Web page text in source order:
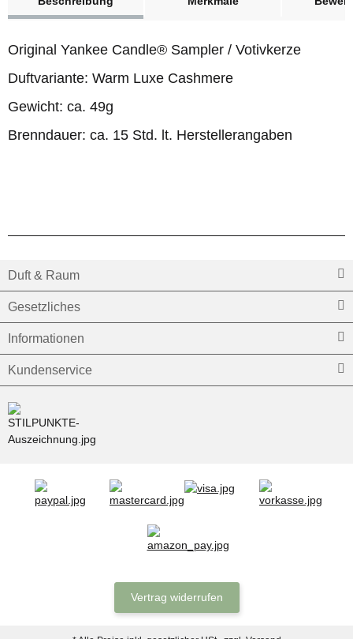
Original Yankee Candle® Sampler / Votivkerze
Duftvariante: Warm Luxe Cashmere
Gewicht: ca. 49g
Brenndauer: ca. 15 Std. lt. Herstellerangaben
Duft & Raum
Gesetzliches
Informationen
Kundenservice
Vertrag widerrufen